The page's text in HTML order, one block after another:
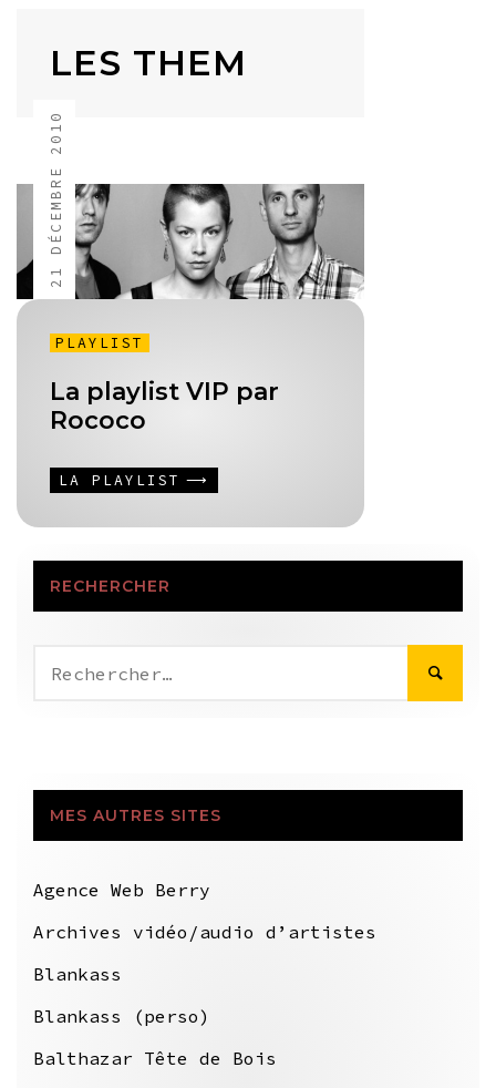
LES THEM
21 DÉCEMBRE 2010
PLAYLIST
La playlist VIP par
Rococo
LA PLAYLIST
RECHERCHER
MES AUTRES SITES
Agence Web Berry
Archives vidéo/audio d’artistes
Blankass
Blankass (perso)
Balthazar Tête de Bois